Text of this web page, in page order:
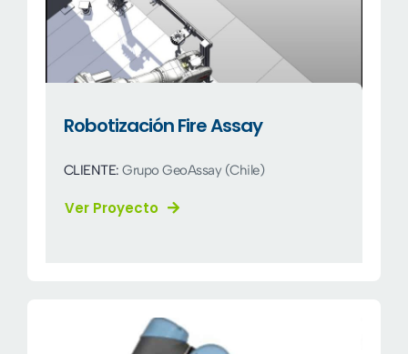
Robotización Fire Assay
CLIENTE:Grupo GeoAssay (Chile)
Ver Proyecto